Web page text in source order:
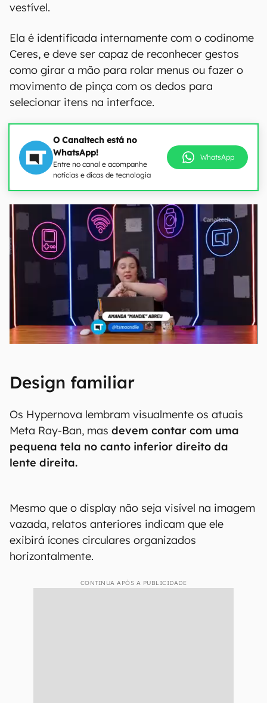
vestível.
Ela é identificada internamente com o codinome
Ceres, e deve ser capaz de reconhecer gestos
como girar a mão para rolar menus ou fazer o
movimento de pinça com os dedos para
selecionar itens na interface.
O Canaltech está no
WhatsApp!
Entre no canal e acompanhe
notícias e dicas de tecnologia
WhatsApp
Design familiar
Os Hypernova lembram visualmente os atuais
Meta Ray-Ban, mas devem contar com uma
pequena tela no canto inferior direito da
lente direita.
Mesmo que o display não seja visível na imagem
vazada, relatos anteriores indicam que ele
exibirá ícones circulares organizados
horizontalmente.
CONTINUA APÓS A PUBLICIDADE